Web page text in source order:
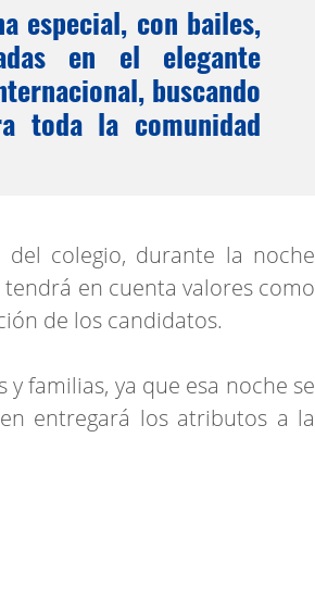
especial, con bailes,
en el elegante
buscando
toda la comunidad
colegio, durante la noche
en cuenta valores como
de los candidatos.
familias, ya que esa noche se
entregará los atributos a la